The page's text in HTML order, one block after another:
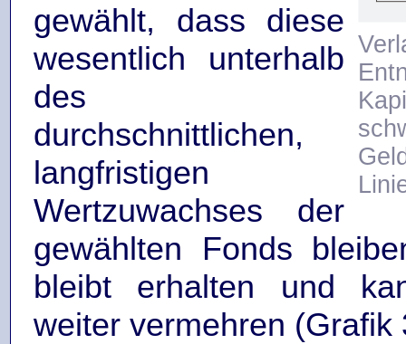
gewählt, dass diese
wesentlich unterhalb
des
durchschnittlichen,
langfristigen
Wertzuwachses der
gewählten Fonds
bleibt erhalten und
weiter vermehren (Grafik